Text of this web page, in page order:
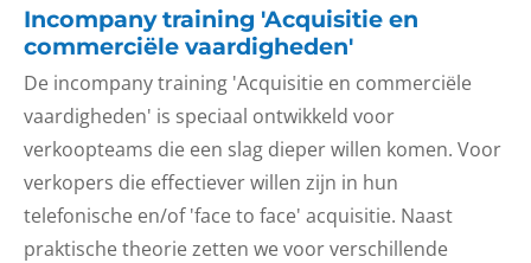
Incompany training 'Acquisitie en
commerciële vaardigheden'
De incompany training 'Acquisitie en commerciële
vaardigheden' is speciaal ontwikkeld voor
verkoopteams die een slag dieper willen komen. Voor
verkopers die effectiever willen zijn in hun
telefonische en/of 'face to face' acquisitie. Naast
praktische theorie zetten we voor verschillende